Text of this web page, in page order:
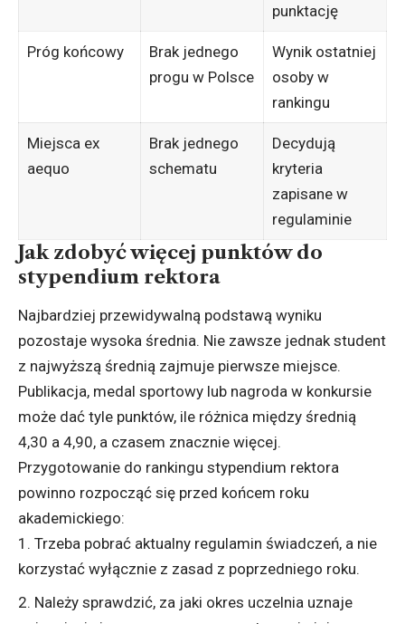
punktację
Próg końcowy
Brak jednego
progu w Polsce
Wynik ostatniej
osoby w
rankingu
Miejsca ex
aequo
Brak jednego
schematu
Decydują
kryteria
zapisane w
regulaminie
Jak zdobyć więcej punktów do
stypendium rektora
Najbardziej przewidywalną podstawą wyniku
pozostaje wysoka średnia. Nie zawsze jednak student
z najwyższą średnią zajmuje pierwsze miejsce.
Publikacja, medal sportowy lub nagroda w konkursie
może dać tyle punktów, ile różnica między średnią
4,30 a 4,90, a czasem znacznie więcej.
Przygotowanie do rankingu stypendium rektora
powinno rozpocząć się przed końcem roku
akademickiego:
Trzeba pobrać aktualny regulamin świadczeń, a nie
korzystać wyłącznie z zasad z poprzedniego roku.
Należy sprawdzić, za jaki okres uczelnia uznaje